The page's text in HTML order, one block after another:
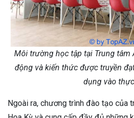
Môi trường học tập tại Trung tâm
động và kiến thức được truyền
dụng vào
Ngoài ra, chương trình đào tạo của